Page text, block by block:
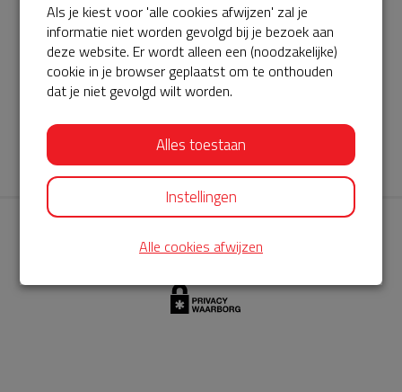
AED360-ProCardio
ServiceBuurtAED wordt aangeboden door de Hartstichting en
AED360-ProCardio. Net als bij BuurtAED is AED360-ProCardio
de leverancier van het servicepakket en ontzorgen zij jou de
komende jaren. AED360-ProCardio is gespecialiseerd in de
levering en het onderhoud van Philips AED’s.
Als je kiest voor 'alle cookies afwijzen' zal je
informatie niet worden gevolgd bij je bezoek aan
deze website. Er wordt alleen een (noodzakelijke)
cookie in je browser geplaatst om te onthouden
dat je niet gevolgd wilt worden.
Alles toestaan
Instellingen
Alle cookies afwijzen